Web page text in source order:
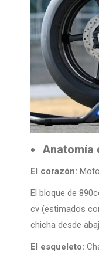
Anatomía
El corazón:
El bloque de
cv (estimados
chicha desde
El esqueleto: